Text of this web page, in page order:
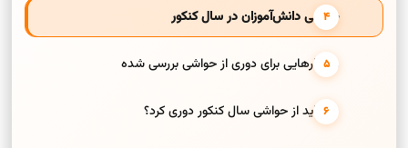
حواشی دانش‌آموزان در سال کنکور
راهکارهایی برای دوری از حواشی بررسی شده
چرا باید از حواشی سال کنکور دوری کرد؟